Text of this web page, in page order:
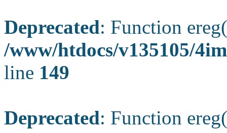
Deprecated: Function
/www/htdocs/v135105/
line 149
Deprecated: Function